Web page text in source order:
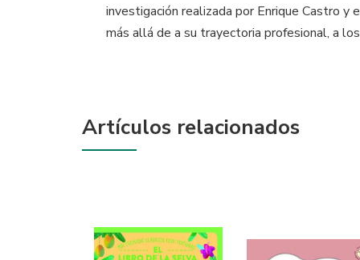
investigación realizada por Enrique Castro
más allá de a su trayectoria profesional, a
Artículos relacionados